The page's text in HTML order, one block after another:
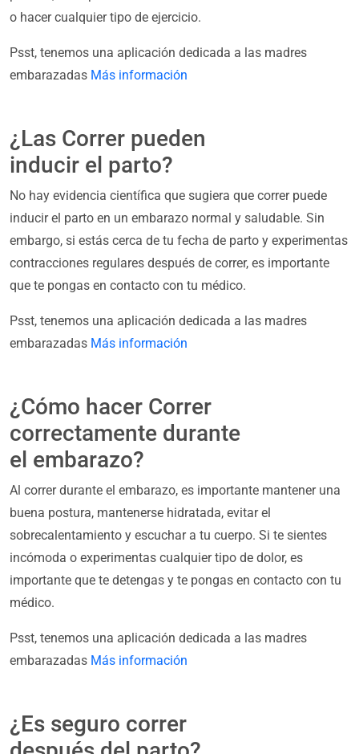
o hacer cualquier tipo de ejercicio.
Psst, tenemos una aplicación dedicada a las madres
embarazadas Más información
¿Las Correr pueden
inducir el parto?
No hay evidencia científica que sugiera que correr puede
inducir el parto en un embarazo normal y saludable. Sin
embargo, si estás cerca de tu fecha de parto y experimentas
contracciones regulares después de correr, es importante
que te pongas en contacto con tu médico.
Psst, tenemos una aplicación dedicada a las madres
embarazadas Más información
¿Cómo hacer Correr
correctamente durante
el embarazo?
Al correr durante el embarazo, es importante mantener una
buena postura, mantenerse hidratada, evitar el
sobrecalentamiento y escuchar a tu cuerpo. Si te sientes
incómoda o experimentas cualquier tipo de dolor, es
importante que te detengas y te pongas en contacto con tu
médico.
Psst, tenemos una aplicación dedicada a las madres
embarazadas Más información
¿Es seguro correr